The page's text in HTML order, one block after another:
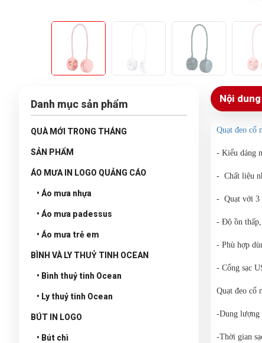
Danh mục sản phẩm
QUÀ MỚI TRONG THÁNG
SẢN PHẨM
ÁO MƯA IN LOGO QUẢNG CÁO
• Áo mưa nhựa
• Áo mưa padessus
• Áo mưa trẻ em
BÌNH VÀ LY THUỶ TINH OCEAN
• Bình thuỷ tinh Ocean
• Ly thuỷ tinh Ocean
BÚT IN LOGO
• Bút chì
Nội
Quạt đeo cổ
- Kiểu dáng
- Chất liệu
- Quạt với 3
- Độ ồn
- Phù hợp
- Cổng sạc
Quạt đeo cổ
-Dung lượng
-Thời gian